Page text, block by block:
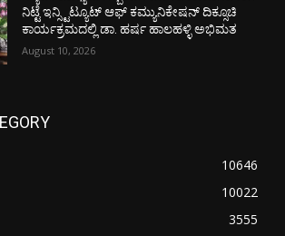
ನಿಟ್ಟೆ ಇನ್ಸ್ಟಿಟ್ಯೂಟ್ ಆಫ್ ಕಮ್ಯುನಿಕೇಷನ್ ದಿಕ್ಸೂಚಿ
ಕಾರ್ಯಕ್ರಮದಲ್ಲಿ ಡಾ. ಹರ್ಷ ಹಾಲಹಳ್ಳಿ ಅಭಿಮತ
August 10, 2026
10646
10022
3555